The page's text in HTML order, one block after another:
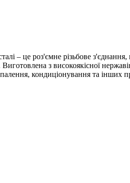
– це роз'ємне різьбове
з високоякісної
кондиціонування та інших